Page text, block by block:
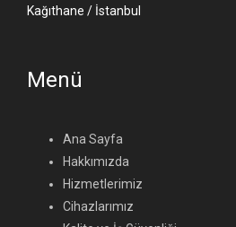
Kağıthane / İstanbul
Menü
Ana Sayfa
Hakkımızda
Hizmetlerimiz
Cihazlarımız